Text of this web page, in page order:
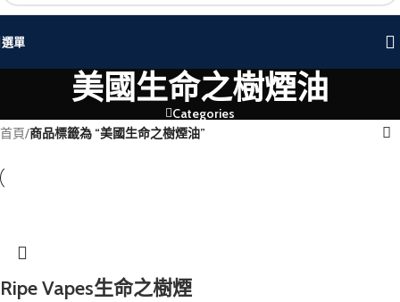
選單
美國生命之樹煙油
Categories
首頁/商品標籤為 “美國生命之樹煙油”
Ripe Vapes生命之樹煙